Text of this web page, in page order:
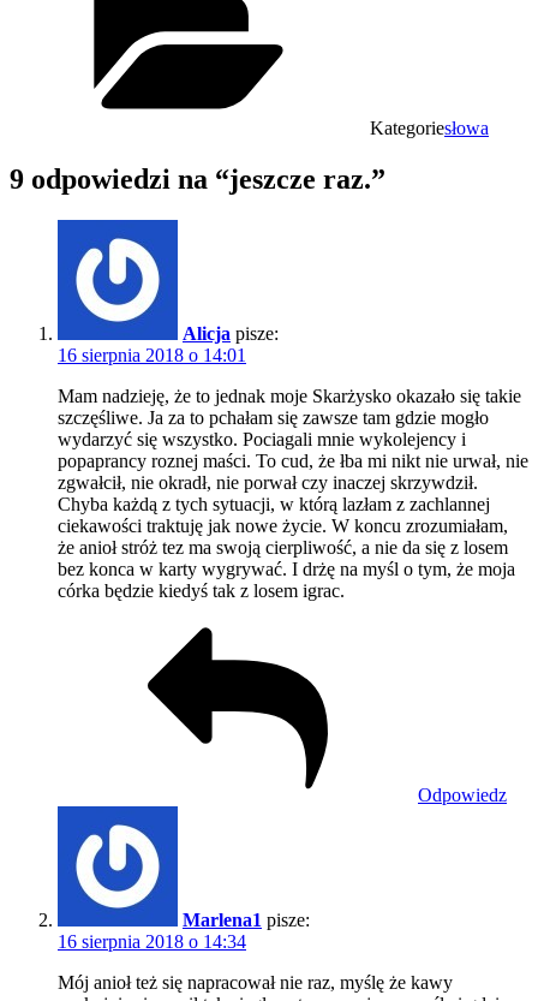
Kategoriesłowa
9 odpowiedzi na “jeszcze raz.”
Alicja pisze:
16 sierpnia 2018 o 14:01
Mam nadzieję, że to jednak moje Skarżysko okazało się takie
szczęśliwe. Ja za to pchałam się zawsze tam gdzie mogło
wydarzyć się wszystko. Pociagali mnie wykolejency i
popaprancy roznej maści. To cud, że łba mi nikt nie urwał, nie
zgwałcił, nie okradł, nie porwał czy inaczej skrzywdził.
Chyba każdą z tych sytuacji, w którą lazłam z zachlannej
ciekawości traktuję jak nowe życie. W koncu zrozumiałam,
że anioł stróż tez ma swoją cierpliwość, a nie da się z losem
bez konca w karty wygrywać. I drżę na myśl o tym, że moja
córka będzie kiedyś tak z losem igrac.
Odpowiedz
Marlena1 pisze:
16 sierpnia 2018 o 14:34
Mój anioł też się napracował nie raz, myślę że kawy